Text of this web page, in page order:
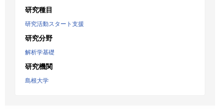
研究種目
研究活動スタート支援
研究分野
解析学基礎
研究機関
島根大学